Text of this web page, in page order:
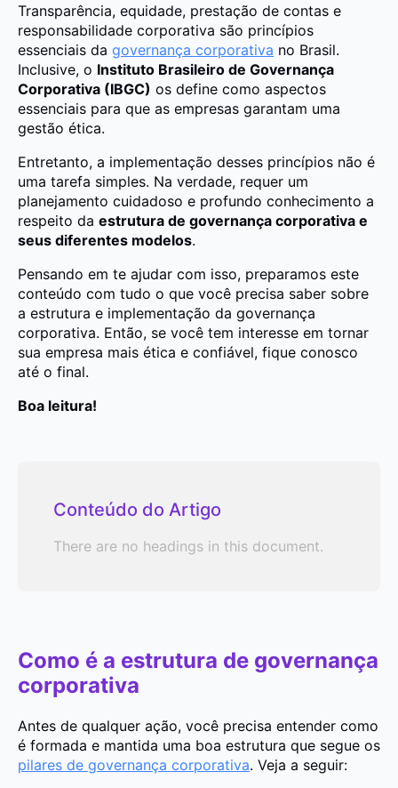
Transparência, equidade, prestação de contas e
responsabilidade corporativa são princípios
essenciais da governança corporativa no Brasil.
Inclusive, o Instituto Brasileiro de Governança
Corporativa (IBGC) os define como aspectos
essenciais para que as empresas garantam uma
gestão ética.
Entretanto, a implementação desses princípios não é
uma tarefa simples. Na verdade, requer um
planejamento cuidadoso e profundo conhecimento a
respeito da estrutura de governança corporativa e
seus diferentes modelos.
Pensando em te ajudar com isso, preparamos este
conteúdo com tudo o que você precisa saber sobre
a estrutura e implementação da governança
corporativa. Então, se você tem interesse em tornar
sua empresa mais ética e confiável, fique conosco
até o final.
Boa leitura!
Conteúdo do Artigo
There are no headings in this document.
Como é a estrutura de governança
corporativa
Antes de qualquer ação, você precisa entender como
é formada e mantida uma boa estrutura que segue os
pilares de governança corporativa. Veja a seguir: